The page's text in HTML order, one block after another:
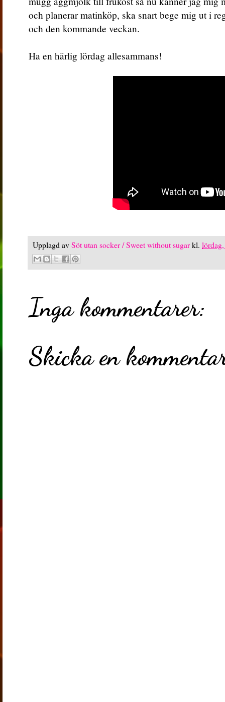
och planerar matinköp, ska snart bege mig ut i
och den kommande veckan.
Ha en härlig lördag allesammans!
Upplagd avSöt utan socker / Sweet without sugarkl.
Inga kommentarer:
Skicka en